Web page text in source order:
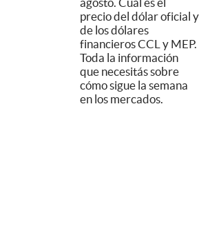
precio del dólar oficial y
de los dólares
financieros CCL y MEP.
Toda la información
que necesitás sobre
cómo sigue la semana
en los mercados.